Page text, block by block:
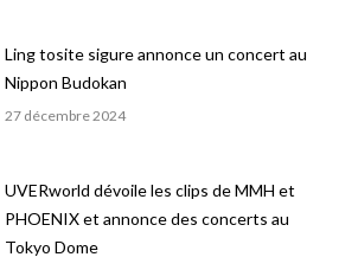
Ling tosite sigure annonce un concert au
Nippon Budokan
27 décembre 2024
UVERworld dévoile les clips de MMH et
PHOENIX et annonce des concerts au
Tokyo Dome